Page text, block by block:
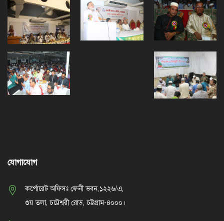
যোগাযোগ
কর্পোরেট অফিসঃ ফেনী ভবন,১২২৬/এ,
৩য় তলা, চট্টেশ্বরী রোড, চট্টগ্রাম-৪০০০।